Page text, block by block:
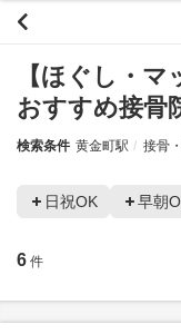
【ほぐし・
おすすめ接骨
検索条件 黄金町駅 接骨
日祝OK 早朝
6 件